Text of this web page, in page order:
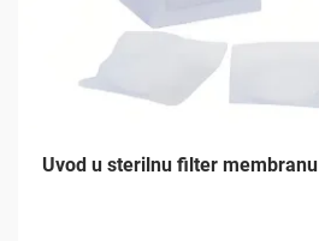
Uvod u sterilnu filter membranu